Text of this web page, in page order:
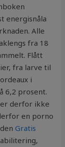
energisnåla
Alle
fra 18
Flått
fra larve til
i
6,2 prosent.
derfor ikke
en porno
denGratis